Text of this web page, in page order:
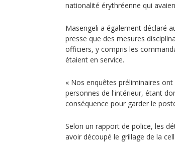
nationalité érythréenne qui
Masengeli a également déclaré
presse que des mesures
officiers, y compris les
étaient en service.
« Nos enquêtes préliminaires
personnes de l'intérieur, étant
conséquence pour garder le
Selon un rapport de police, les
avoir découpé le grillage de la